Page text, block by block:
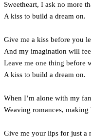
Sweetheart, I ask no more
A kiss to build a dream on.
Give me a kiss before you
And my imagination will
Leave me one thing before
A kiss to build a dream on.
When I’m alone with my
Weaving romances, making
Give me your lips for just a